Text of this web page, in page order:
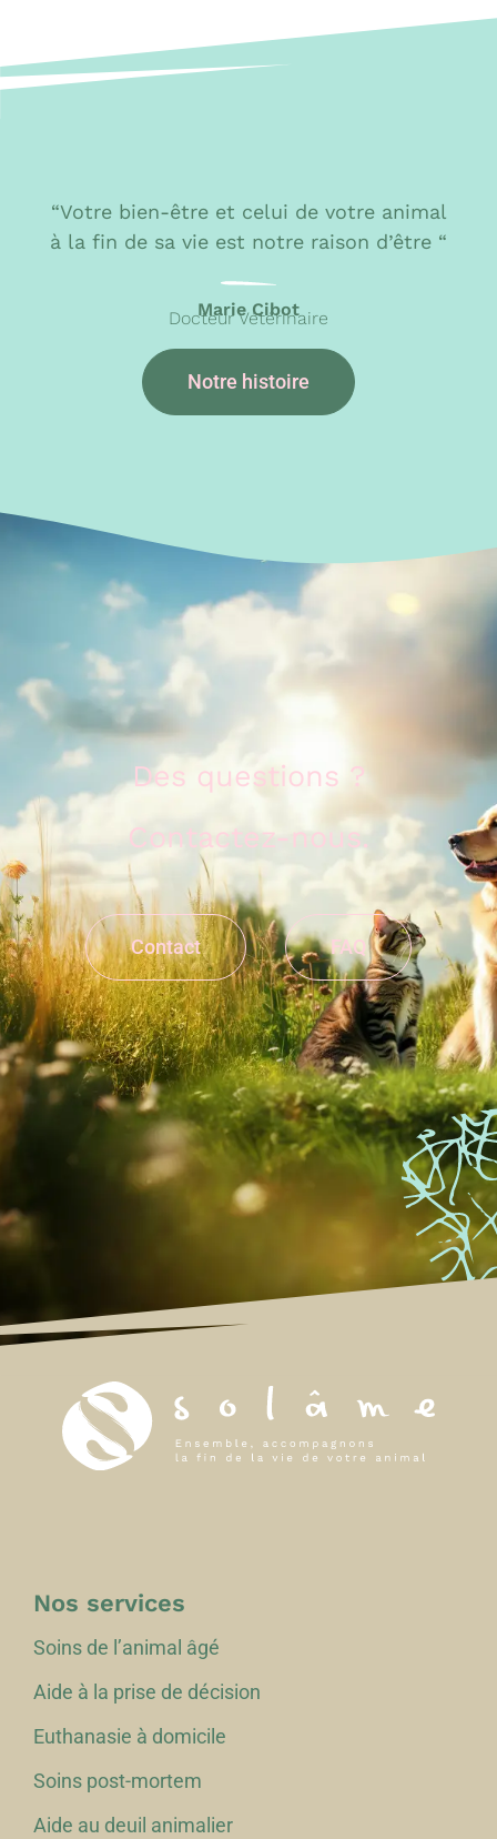
“Votre bien-être et celui de votre animal
à la fin de sa vie est notre raison d’être “
Marie Cibot
Docteur Vétérinaire
Notre histoire
Des questions ?
Contactez-nous.
Contact FAQ
Nos services
Soins de l’animal âgé
Aide à la prise de décision
Euthanasie à domicile
Soins post-mortem
Aide au deuil animalier